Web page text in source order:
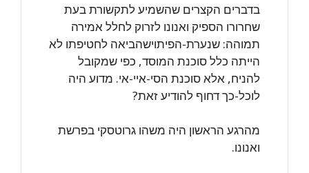
בדברים הקצרים שהשמיע לתקשורת בעת
שחרורו הספיק ואנונו לזרוק לחלל אמירה
‏תמוהה: שנערת-הפיתוישהביאה לחטיפתו לא
הייתה כלל סוכנת המוסד, כפי שמקובל
‏להניח, אלא סוכנת הסי-איי-אי. מדוע היה
לוכל-כך דחוף להודיע זאת?
מהרגע הראשון היה משהו גרוטסקי בפרשת
ואנונו.‏